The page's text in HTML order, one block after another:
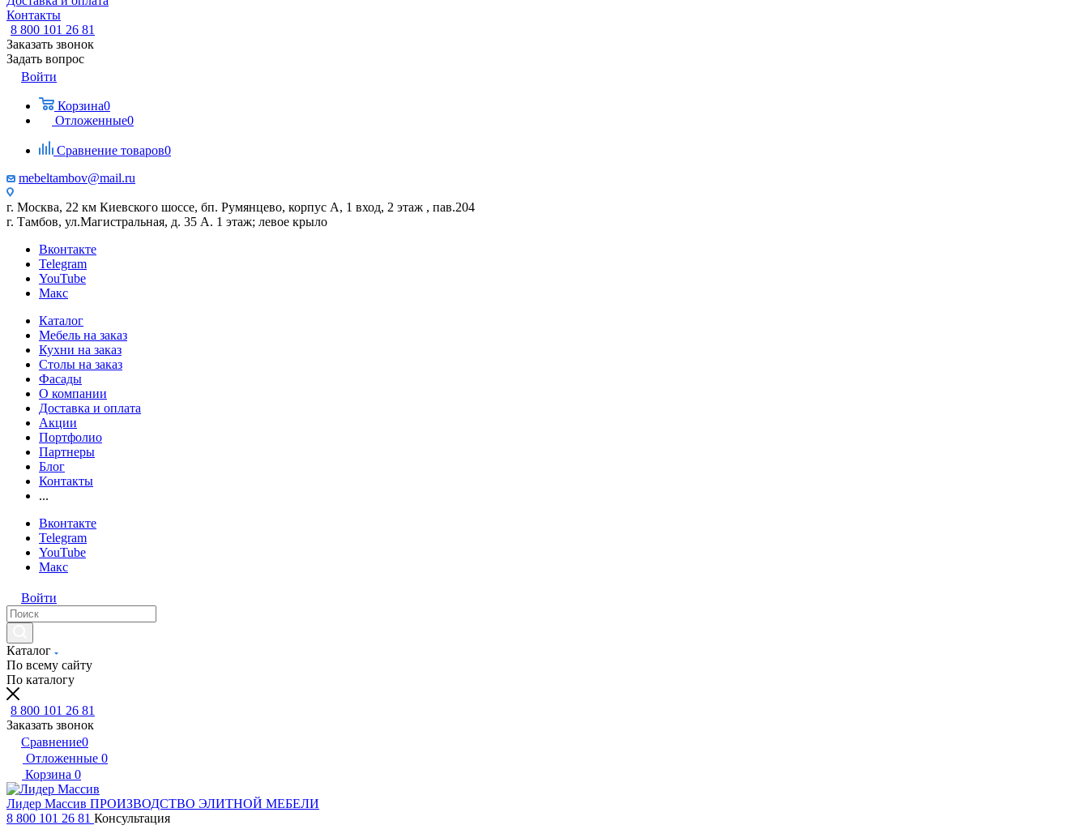
Контакты
8 800 101 26 81
Заказать звонок
Задать вопрос
Войти
Корзина0
Отложенные0
Сравнение товаров0
mebeltambov@mail.ru
г. Москва, 22 км Киевского шоссе, бп. Румянцево, корпус А, 1 вход, 2 этаж , пав.204
г. Тамбов, ул.Магистральная, д. 35 А. 1 этаж; левое крыло
Вконтакте
Telegram
YouTube
Макс
Каталог
Мебель на заказ
Кухни на заказ
Столы на заказ
Фасады
О компании
Доставка и оплата
Акции
Портфолио
Партнеры
Блог
Контакты
...
Вконтакте
Telegram
YouTube
Макс
Войти
Каталог
По всему сайту
По каталогу
8 800 101 26 81
Заказать звонок
Сравнение0
Отложенные 0
Корзина 0
Лидер Массив ПРОИЗВОДСТВО ЭЛИТНОЙ МЕБЕЛИ
8 800 101 26 81 Консультация